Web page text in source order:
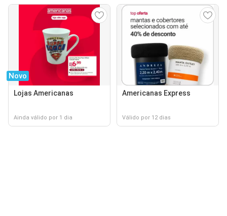
Novo
Lojas Americanas
Ainda válido por 1 dia
Americanas Express
Válido por 12 dias